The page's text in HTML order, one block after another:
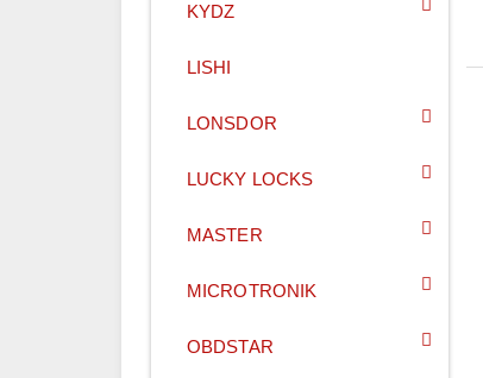
KYDZ
LISHI
LONSDOR
LUCKY LOCKS
MASTER
MICROTRONIK
OBDSTAR